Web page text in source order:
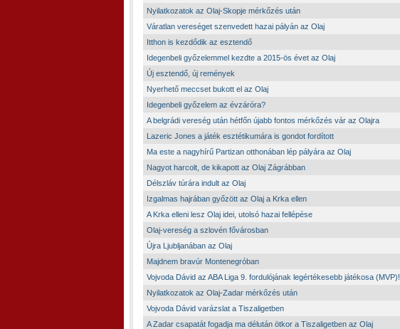
Nyilatkozatok az Olaj-Skopje mérkőzés után
Váratlan vereséget szenvedett hazai pályán az Olaj
Itthon is kezdődik az esztendő
Idegenbeli győzelemmel kezdte a 2015-ös évet az Olaj
Új esztendő, új remények
Nyerhető meccset bukott el az Olaj
Idegenbeli győzelem az évzáróra?
A belgrádi vereség után hétfőn újabb fontos mérkőzés vár az Olajra
Lazeric Jones a játék esztétikumára is gondot fordított
Ma este a nagyhírű Partizan otthonában lép pályára az Olaj
Nagyot harcolt, de kikapott az Olaj Zágrábban
Délszláv túrára indult az Olaj
Izgalmas hajrában győzött az Olaj a Krka ellen
A Krka elleni lesz Olaj idei, utolsó hazai fellépése
Olaj-vereség a szlovén fővárosban
Újra Ljubljanában az Olaj
Majdnem bravúr Montenegróban
Vojvoda Dávid az ABA Liga 9. fordulójának legértékesebb játékosa (MVP)!
Nyilatkozatok az Olaj-Zadar mérkőzés után
Vojvoda Dávid varázslat a Tiszaligetben
A Zadar csapatát fogadja ma délután ötkor a Tiszaligetben az Olaj